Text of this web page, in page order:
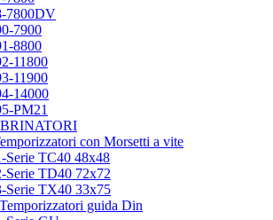
7800DV
7900
8800
11800
11900
14000
PM21
con Morsetti a vite
Serie TC40 48x48
Serie TD40 72x72
Serie TX40 33x75
guida Din